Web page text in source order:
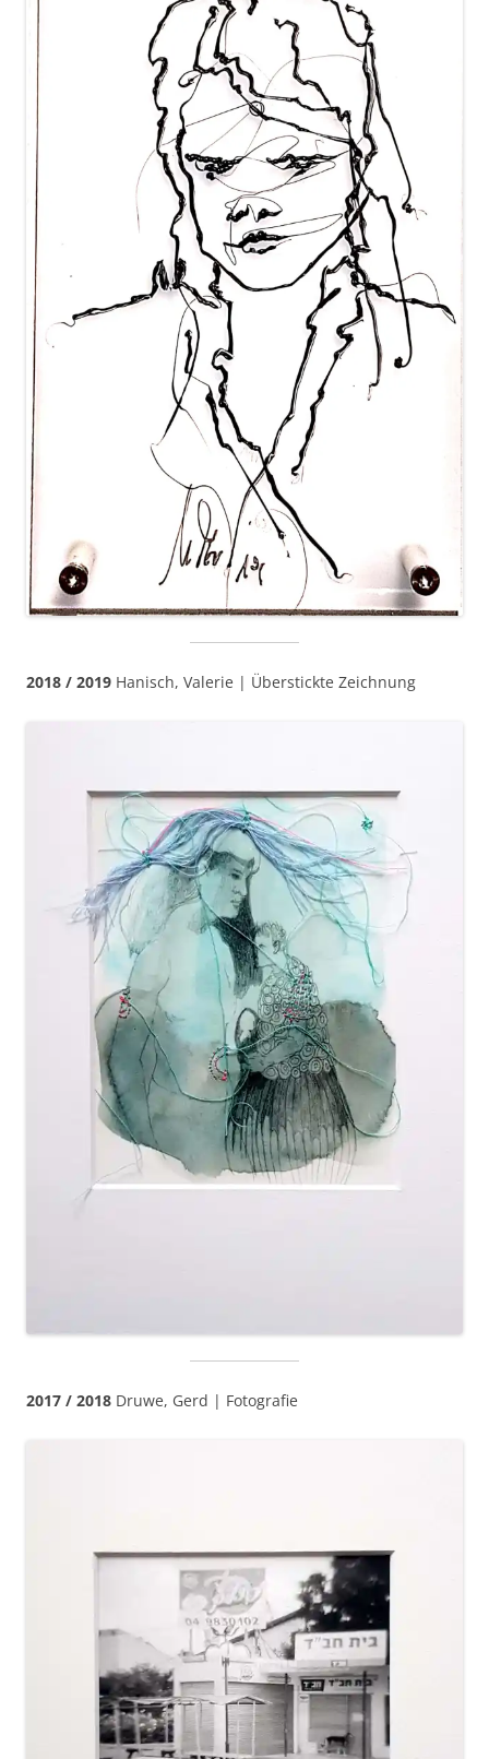
2018 / 2019 Hanisch, Valerie | Überstickte Zeichnung
2017 / 2018 Druwe, Gerd | Fotografie